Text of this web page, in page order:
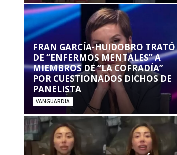
FRAN GARCÍA-HUIDOBRO TRATÓ
DE “ENFERMOS MENTALES” A
MIEMBROS DE “LA COFRADÍA”
POR CUESTIONADOS DICHOS DE
PANELISTA
VANGUARDIA